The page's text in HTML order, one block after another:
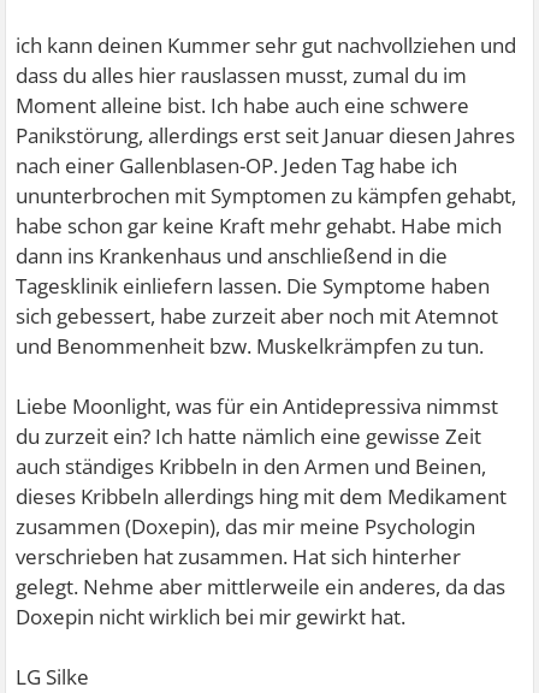
ich kann deinen Kummer sehr gut nachvollziehen und
dass du alles hier rauslassen musst, zumal du im
Moment alleine bist. Ich habe auch eine schwere
Panikstörung, allerdings erst seit Januar diesen Jahres
nach einer Gallenblasen-OP. Jeden Tag habe ich
ununterbrochen mit Symptomen zu kämpfen gehabt,
habe schon gar keine Kraft mehr gehabt. Habe mich
dann ins Krankenhaus und anschließend in die
Tagesklinik einliefern lassen. Die Symptome haben
sich gebessert, habe zurzeit aber noch mit Atemnot
und Benommenheit bzw. Muskelkrämpfen zu tun.
Liebe Moonlight, was für ein Antidepressiva nimmst
du zurzeit ein? Ich hatte nämlich eine gewisse Zeit
auch ständiges Kribbeln in den Armen und Beinen,
dieses Kribbeln allerdings hing mit dem Medikament
zusammen (Doxepin), das mir meine Psychologin
verschrieben hat zusammen. Hat sich hinterher
gelegt. Nehme aber mittlerweile ein anderes, da das
Doxepin nicht wirklich bei mir gewirkt hat.
LG Silke